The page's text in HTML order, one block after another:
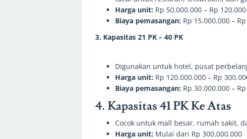
Harga unit: Rp 50.000.000 – Rp
Biaya pemasangan: Rp 15.000.000 –
3. Kapasitas 21 PK – 40 PK
Digunakan untuk hotel, pusat
Harga unit: Rp 120.000.000 – Rp
Biaya pemasangan: Rp 30.000.000 –
4. Kapasitas 41 PK Ke Atas
Cocok untuk mall besar, rumah sakit,
Harga unit: Mulai dari Rp 300.000.000